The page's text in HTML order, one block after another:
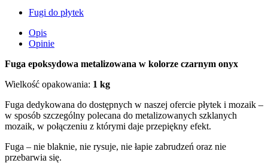
Fugi do płytek
Opis
Opinie
Fuga epoksydowa metalizowana w kolorze czarnym onyx
Wielkość opakowania: 1 kg
Fuga dedykowana do dostępnych w naszej ofercie płytek i mozaik –
w sposób szczególny polecana do metalizowanych szklanych
mozaik, w połączeniu z którymi daje przepiękny efekt.
Fuga – nie blaknie, nie rysuje, nie łapie zabrudzeń oraz nie
przebarwia się.